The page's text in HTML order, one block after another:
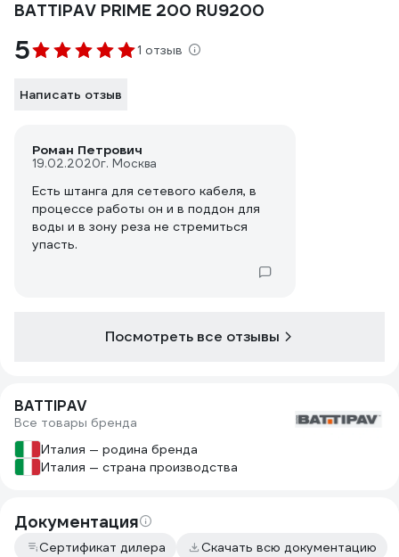
BATTIPAV PRIME 200 RU9200
5 1 отзыв
Написать отзыв
Роман Петрович
19.02.2020г. Москва
Есть штанга для сетевого кабеля, в
процессе работы он и в поддон для
воды и в зону реза не стремиться
упасть.
Посмотреть все отзывы
BATTIPAV
Все товары бренда
Италия — родина бренда
Италия — страна производства
Документация
Сертификат дилера Скачать всю документацию